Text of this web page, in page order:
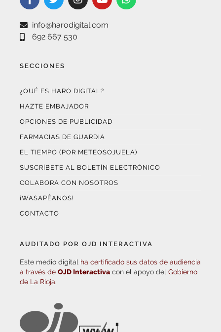
info@harodigital.com
692 667 530
SECCIONES
¿QUÉ ES HARO DIGITAL?
HAZTE EMBAJADOR
OPCIONES DE PUBLICIDAD
FARMACIAS DE GUARDIA
EL TIEMPO (POR METEOSOJUELA)
SUSCRÍBETE AL BOLETÍN ELECTRÓNICO
COLABORA CON NOSOTROS
¡WASAPÉANOS!
CONTACTO
AUDITADO POR OJD INTERACTIVA
Este medio digital ha certificado sus datos de audiencia
a través de OJD Interactiva con el apoyo del Gobierno
de La Rioja.